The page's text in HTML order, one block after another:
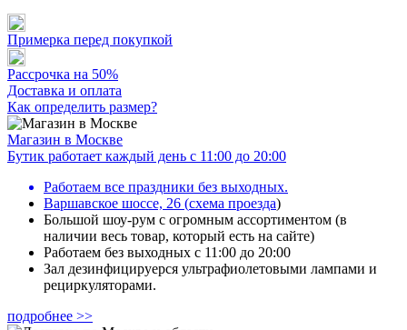
Примерка перед покупкой
Рассрочка на 50%
Доставка и оплата
Как определить размер?
Магазин в Москве
Бутик работает каждый день с 11:00 до 20:00
Работаем все праздники без выходных.
Варшавское шоссе, 26 (схема проезда)
Большой шоу-рум с огромным ассортиментом (в
наличии весь товар, который есть на сайте)
Работаем без выходных с 11:00 до 20:00
Зал дезинфицируерся ультрафиолетовыми лампами и
рециркуляторами.
подробнее >>